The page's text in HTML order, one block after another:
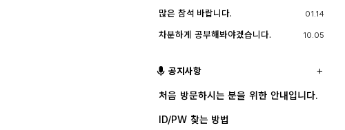
많은 참석 바랍니다. 01.14
차분하게 공부해봐야겠습니다. 10.05
공지사항
처음 방문하시는 분을 위한 안내입니다.
ID/PW 찾는 방법